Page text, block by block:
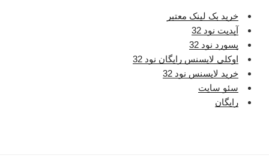
خرید بک لینک معتبر
آپدیت نود 32
پسورد نود 32
اوکلی لایسنس رایگان نود 32
خرید لایسنس نود 32
سئو سایت
رایگان